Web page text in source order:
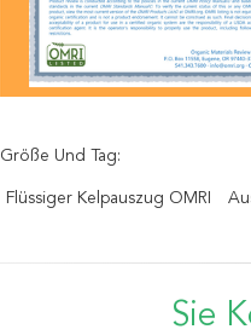
Größe Und Tag:
Flüssiger Kelpauszug OMRI
Sie